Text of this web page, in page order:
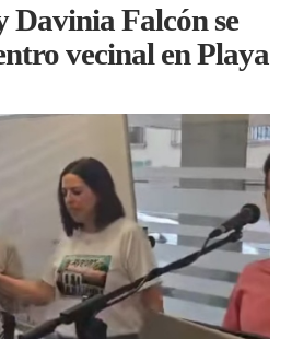
Davinia Falcón se
vecinal en Playa